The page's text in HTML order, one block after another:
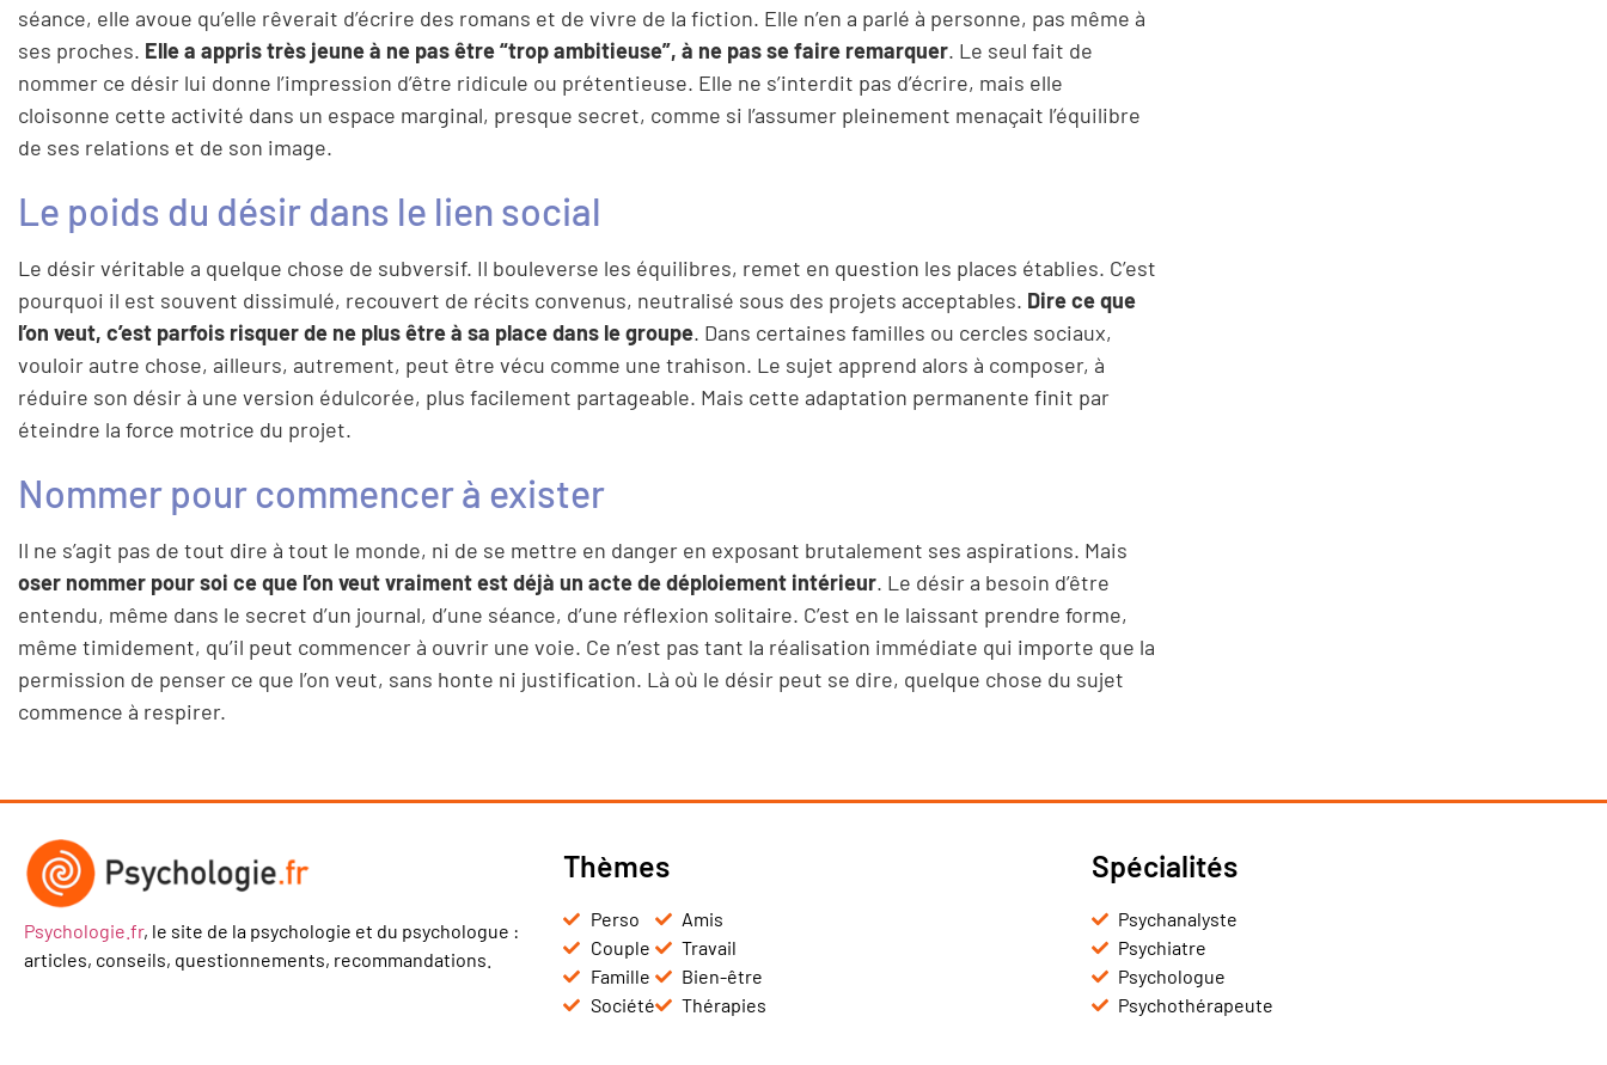
séance, elle avoue qu’elle rêverait d’écrire des romans et de vivre de la fiction. Elle n’en a parlé à personne, pas même à
ses proches. Elle a appris très jeune à ne pas être “trop ambitieuse”, à ne pas se faire remarquer. Le seul fait de
nommer ce désir lui donne l’impression d’être ridicule ou prétentieuse. Elle ne s’interdit pas d’écrire, mais elle
cloisonne cette activité dans un espace marginal, presque secret, comme si l’assumer pleinement menaçait l’équilibre
de ses relations et de son image.
Le poids du désir dans le lien social
Le désir véritable a quelque chose de subversif. Il bouleverse les équilibres, remet en question les places établies. C’est
pourquoi il est souvent dissimulé, recouvert de récits convenus, neutralisé sous des projets acceptables. Dire ce que
l’on veut, c’est parfois risquer de ne plus être à sa place dans le groupe. Dans certaines familles ou cercles sociaux,
vouloir autre chose, ailleurs, autrement, peut être vécu comme une trahison. Le sujet apprend alors à composer, à
réduire son désir à une version édulcorée, plus facilement partageable. Mais cette adaptation permanente finit par
éteindre la force motrice du projet.
Nommer pour commencer à exister
Il ne s’agit pas de tout dire à tout le monde, ni de se mettre en danger en exposant brutalement ses aspirations. Mais
oser nommer pour soi ce que l’on veut vraiment est déjà un acte de déploiement intérieur. Le désir a besoin d’être
entendu, même dans le secret d’un journal, d’une séance, d’une réflexion solitaire. C’est en le laissant prendre forme,
même timidement, qu’il peut commencer à ouvrir une voie. Ce n’est pas tant la réalisation immédiate qui importe que la
permission de penser ce que l’on veut, sans honte ni justification. Là où le désir peut se dire, quelque chose du sujet
commence à respirer.
Psychologie.fr, le site de la psychologie et du psychologue :
articles, conseils, questionnements, recommandations.
Thèmes
Perso
Couple
Famille
Société
Amis
Travail
Bien-être
Thérapies
Spécialités
Psychanalyste
Psychiatre
Psychologue
Psychothérapeute